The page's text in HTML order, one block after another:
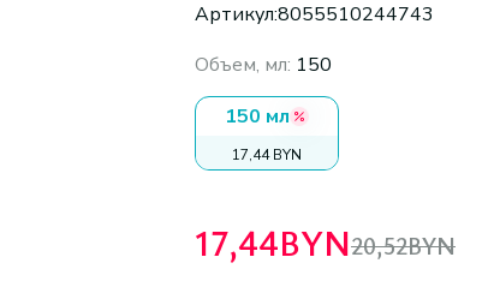
Артикул:8055510244743
Объем, мл: 150
150 мл
17,44 BYN
17,44BYN20,52BYN